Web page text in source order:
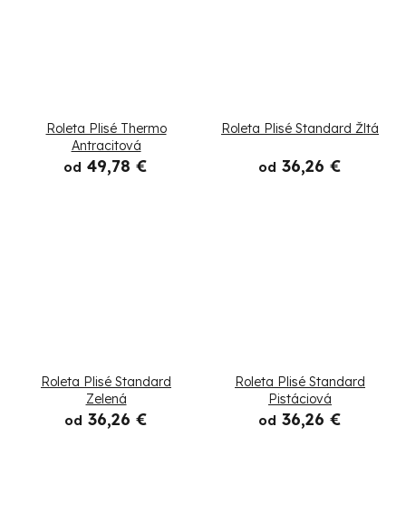
Roleta Plisé Thermo
Antracitová
od 49,78 €
Roleta Plisé Standard Žltá
od 36,26 €
Roleta Plisé Standard
Zelená
od 36,26 €
Roleta Plisé Standard
Pistáciová
od 36,26 €